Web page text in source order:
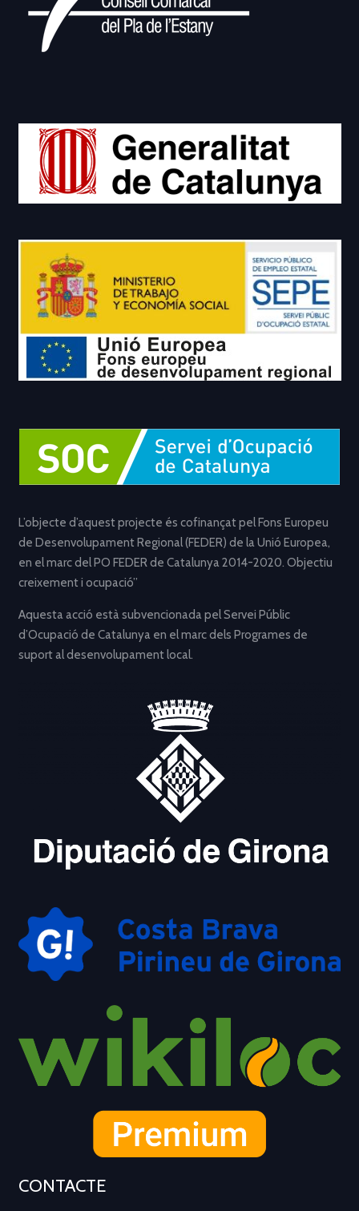
L’objecte d’aquest projecte és cofinançat pel Fons Europeu
de Desenvolupament Regional (FEDER) de la Unió Europea,
en el marc del PO FEDER de Catalunya 2014-2020. Objectiu
creixement i ocupació”
Aquesta acció està subvencionada pel Servei Públic
d’Ocupació de Catalunya en el marc dels Programes de
suport al desenvolupament local.
CONTACTE